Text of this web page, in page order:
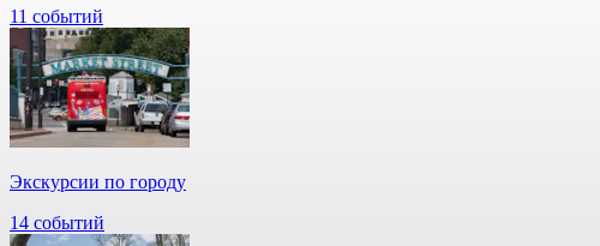
11 событий
Экскурсии по городу
14 событий